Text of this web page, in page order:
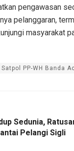
pengawasan
pelanggaran,
masyarakat
Satpol PP-WH Banda
Sedunia,
Pelangi Sigli